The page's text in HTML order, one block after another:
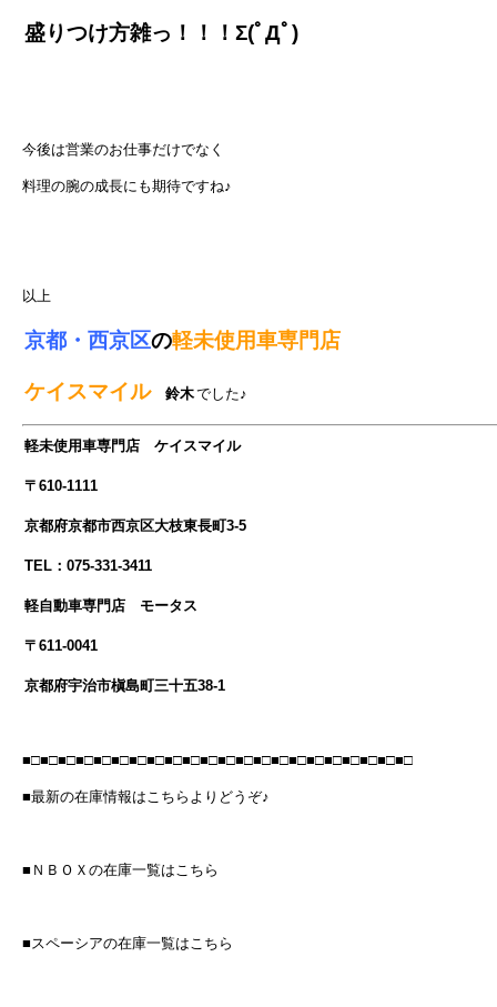
盛りつけ方雑っ！！！Σ(ﾟДﾟ)
今後は営業のお仕事だけでなく
料理の腕の成長にも期待ですね♪
以上
京都・西京区の軽未使用車専門店
ケイスマイル 鈴木でした♪
軽未使用車専門店 ケイスマイル
〒610-1111
京都府京都市西京区大枝東長町3-5
TEL：075-331-3411
軽自動車専門店 モータス
〒611-0041
京都府宇治市槇島町三十五38-1
■□■□■□■□■□■□■□■□■□■□■□■□■□■□■□■□■□■□■□■□■□■□
■最新の在庫情報はこちらよりどうぞ♪
■ＮＢＯＸの在庫一覧はこちら
■スペーシアの在庫一覧はこちら